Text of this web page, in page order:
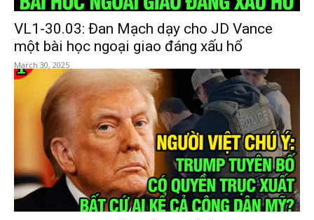
VL1-30.03: Đan Mạch dạy cho JD Vance
một bài học ngoại giao đáng xấu hổ
March 30, 2025